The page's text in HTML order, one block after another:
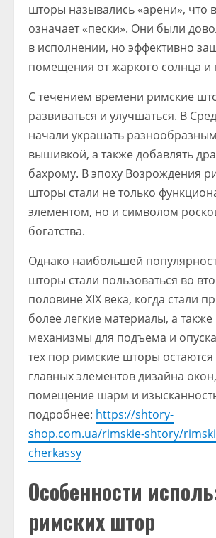
шторы назывались «арени», что
означает «пески». Они были
в исполнении, но эффективно
помещения от жаркого солнца и
С течением времени римские
развиваться и улучшаться. В
начали украшать
вышивкой, а также добавлять
бахрому. В эпоху Возрождения
шторы стали не только
элементом, но и символом
богатства.
Однако наибольшей
шторы стали пользоваться во
половине XIX века, когда стали
более легкие материалы, а
механизмы для подъема и
тех пор римские шторы
главных элементов дизайна
помещение шарм и
подробнее: https://shtory-
shop.com.ua/rimskie-shtory/
cherkassy
Особенности
римских штор